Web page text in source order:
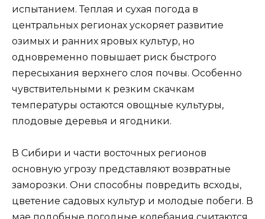
испытанием. Теплая и сухая погода в
центральных регионах ускоряет развитие
озимых и ранних яровых культур, но
одновременно повышает риск быстрого
пересыхания верхнего слоя почвы. Особенно
чувствительными к резким скачкам
температуры остаются овощные культуры,
плодовые деревья и ягодники.
В Сибири и части восточных регионов
основную угрозу представляют возвратные
заморозки. Они способны повредить всходы,
цветение садовых культур и молодые побеги. В